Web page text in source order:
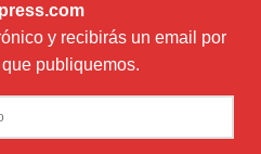
y recibirás un email por
publiquemos.